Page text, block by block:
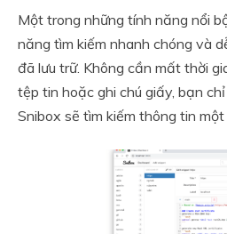
Một trong những tính năng nổi
năng tìm kiếm nhanh chóng và
đã lưu trữ. Không cần mất thời
tệp tin hoặc ghi chú giấy, bạn
Snibox sẽ tìm kiếm thông tin